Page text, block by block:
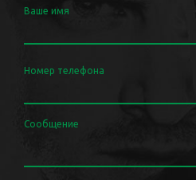
Ваше имя
Номер телефона
Сообщение